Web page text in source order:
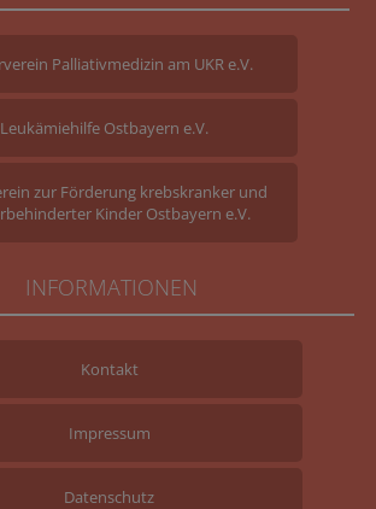
Palliativmedizin am UKR e.V.
Leukämiehilfe Ostbayern e.V.
zur Förderung krebskranker und
Kinder Ostbayern e.V.
INFORMATIONEN
Kontakt
Impressum
Datenschutz